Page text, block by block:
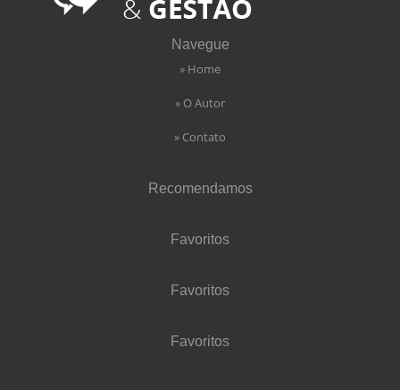
Navegue
» Home
» O Autor
» Contato
Recomendamos
Favoritos
Favoritos
Favoritos